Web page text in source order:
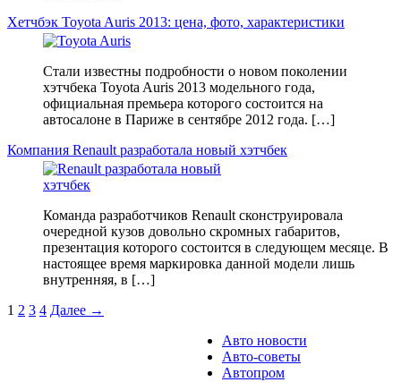
Хетчбэк Toyota Auris 2013: цена, фото, характеристики
Стали известны подробности о новом поколении
хэтчбека Toyota Auris 2013 модельного года,
официальная премьера которого состоится на
автосалоне в Париже в сентябре 2012 года. […]
Компания Renault разработала новый хэтчбек
Команда разработчиков Renault сконструировала
очередной кузов довольно скромных габаритов,
презентация которого состоится в следующем месяце. В
настоящее время маркировка данной модели лишь
внутренняя, в […]
1 2 3 4 Далее →
Авто новости
Авто-советы
Автопром